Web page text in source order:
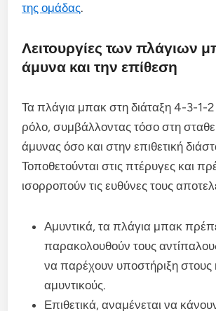
της ομάδας.
Λειτουργίες των πλάγιων
άμυνα και την επίθεση
Τα πλάγια μπακ στη διάταξη 4-3-1-2
ρόλο, συμβάλλοντας τόσο στη
άμυνας όσο και στην επιθετική
Τοποθετούνται στις πτέρυγες και
ισορροπούν τις ευθύνες τους
Αμυντικά, τα πλάγια μπακ
παρακολουθούν τους
να παρέχουν υποστήριξη στους
αμυντικούς.
Επιθετικά, αναμένεται να